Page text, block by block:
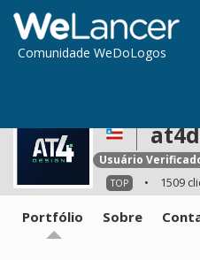
Comunidade WeDoLogos
Usuário
TOP • 1509
Portfólio Sobre